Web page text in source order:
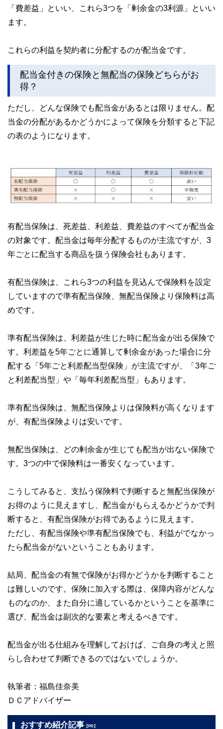
「費差益」といい、これら3つを「剰余金の3利源」といい
ます。
これらの利益を契約者に分配するのが配当金です。
配当金付きの保険と無配当の保険どちらがお
得？
ただし、どんな保険でも配当金があるとは限りません。配
当金の分配があるかどうかによって保険を分類すると下記
の表のようになります。
有配当保険は、死差益、利差益、費差益のすべてが配当金
の対象です。配当金は毎年分配するものが主流ですが、3
年ごとに配当する商品を扱う保険会社もあります。
有配当保険は、これら3つの利益を見込んで保険料を設定
していますので準有配当保険、無配当保険より保険料は高
めです。
準有配当保険は、利差益が生じた時に配当金が出る保険で
す。利差益を5年ごとに通算して剰余金があった場合に分
配する「5年ごと利差配当型保険」が主流ですが、「3年ご
と利差配当型」や「毎年利差配当型」もあります。
準有配当保険は、無配当保険よりは保険料が高くなります
が、有配当保険よりは安いです。
無配当保険は、どの剰余金が生じても配当が出ない保険で
す。3つの中で保険料は一番安くなっています。
こうしてみると、支払う保険料で判断すると無配当保険が
お得のように見えますし、配当金がもらえるかどうかで判
断すると、有配当保険がお得であるように見えます。
ただし、有配当保険や準有配当保険でも、利益がでなかっ
たら配当金がないということもあります。
結局、配当金の有無で保険がお得かどうかを判断すること
は難しいのです。保険に加入する際は、保障内容がどんな
ものなのか、また自分に適しているかということを基準に
選び、配当金は副次的な要素と考えるべきです。
配当金が出る仕組みを理解しておけば、ご自身の考えと照
らし合わせて判断できるのではないでしょうか。
執筆者：福島佳奈美
ＤＣアドバイザー
おすすめ紹介記事 【PR】